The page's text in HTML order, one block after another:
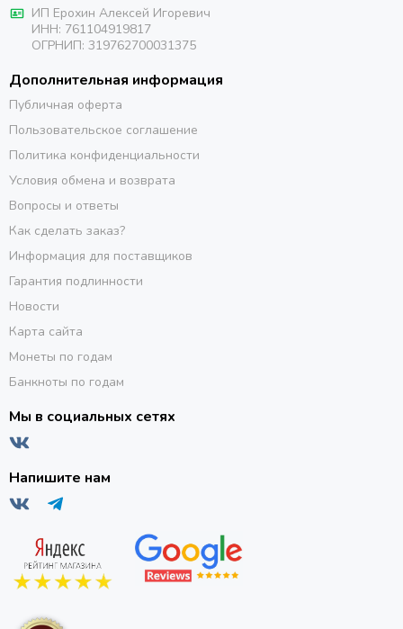
ИП Ерохин Алексей Игоревич
ИНН: 761104919817
ОГРНИП: 319762700031375
Дополнительная информация
Публичная оферта
Пользовательское соглашение
Политика конфиденциальности
Условия обмена и возврата
Вопросы и ответы
Как сделать заказ?
Информация для поставщиков
Гарантия подлинности
Новости
Карта сайта
Монеты по годам
Банкноты по годам
Мы в социальных сетях
Напишите нам